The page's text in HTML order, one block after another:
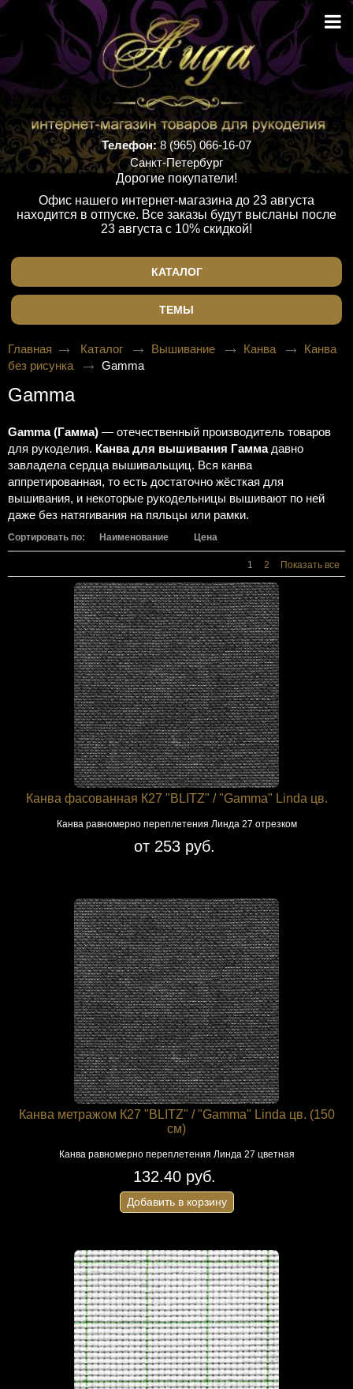
Телефон:8 (965) 066-16-07
Санкт-Петербург
Дорогие покупатели!
Офис нашего интернет-магазина до 23 августа
находится в отпуске. Все заказы будут высланы после
23 августа с 10% скидкой!
КАТАЛОГ
ТЕМЫ
Главная Каталог Вышивание Канва
Канва
без рисунка
Gamma
Gamma
Gamma (Гамма) — отечественный производитель товаров
для рукоделия. Канва для вышивания Гаммадавно
завладела сердца вышивальщиц. Вся канва
аппретированная, то есть достаточно жёсткая для
вышивания, и некоторые рукодельницы вышивают по ней
даже без натягивания на пяльцы или рамки.
Сортировать по: Наименование Цена
1 2 Показать все
Канва фасованная К27 "BLITZ" / "Gamma" Linda цв.
Канва равномерно переплетения Линда 27 отрезком
от 253 руб.
Канва метражом К27 "BLITZ" / "Gamma" Linda цв. (150
см)
Канва равномерно переплетения Линда 27 цветная
132.40 руб.
Добавить в корзину